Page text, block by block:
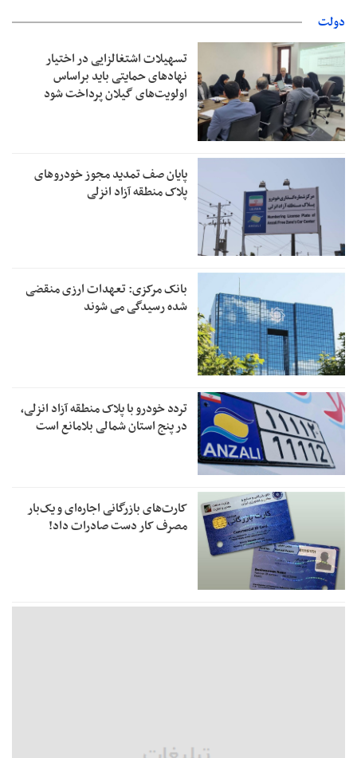
دولت
تسهیلات اشتغالزایی در اختیار
نهادهای حمایتی باید براساس
اولویت‌های گیلان پرداخت شود
پایان صف تمدید مجوز خودروهای
پلاک منطقه آزاد انزلی
بانک مرکزی: تعهدات ارزی منقضی
شده رسیدگی می شوند
تردد خودرو با پلاک منطقه آزاد انزلی،
در پنج استان شمالی بلامانع است
کارت‌های بازرگانی اجاره‌ای و یک‌بار
مصرف کار دست صادرات داد!